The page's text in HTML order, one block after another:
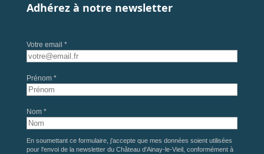
Adhérez à notre newsletter
Votre email *
Prénom *
Nom *
En soumettant ce formulaire, j'accepte que mes données soient utilisées
pour l'envoi de la newsletter du Château d'Ainay-le-Vieil, conformément à